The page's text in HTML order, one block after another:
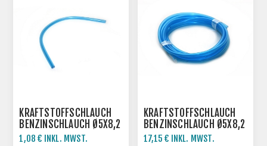
KRAFTSTOFFSCHLAUCH
BENZINSCHLAUCH Ø5X8,2
MM
1,08 € INKL. MWST.
KRAFTSTOFFSCHLAUCH
BENZINSCHLAUCH Ø5X8,2
MM
17,15 € INKL. MWST.